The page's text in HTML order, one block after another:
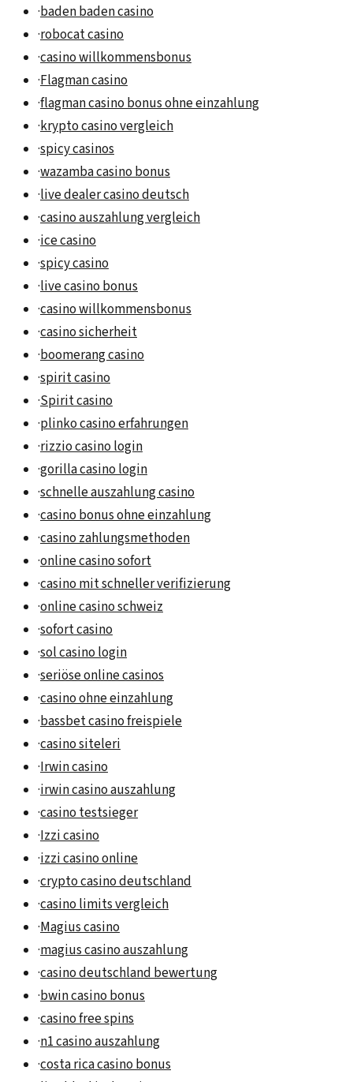
·baden baden casino
·robocat casino
·casino willkommensbonus
·Flagman casino
·flagman casino bonus ohne einzahlung
·krypto casino vergleich
·spicy casinos
·wazamba casino bonus
·live dealer casino deutsch
·casino auszahlung vergleich
·ice casino
·spicy casino
·live casino bonus
·casino willkommensbonus
·casino sicherheit
·boomerang casino
·spirit casino
·Spirit casino
·plinko casino erfahrungen
·rizzio casino login
·gorilla casino login
·schnelle auszahlung casino
·casino bonus ohne einzahlung
·casino zahlungsmethoden
·online casino sofort
·casino mit schneller verifizierung
·online casino schweiz
·sofort casino
·sol casino login
·seriöse online casinos
·casino ohne einzahlung
·bassbet casino freispiele
·casino siteleri
·Irwin casino
·irwin casino auszahlung
·casino testsieger
·Izzi casino
·izzi casino online
·crypto casino deutschland
·casino limits vergleich
·Magius casino
·magius casino auszahlung
·casino deutschland bewertung
·bwin casino bonus
·casino free spins
·n1 casino auszahlung
·costa rica casino bonus